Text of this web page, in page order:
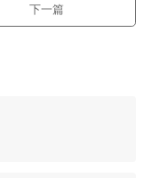
下一篇